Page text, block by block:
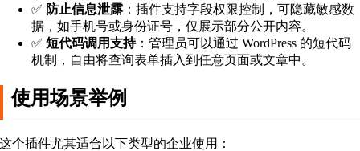
✅ 防止信息泄露 ：插件支持字段权限控制，可隐藏敏感数
据，如手机号或身份证号，仅展示部分公开内容。
✅短代码调用支持：管理员可以通过 WordPress 的短代码
机制，自由将查询表单插入到任意页面或文章中。
使用场景举例
这个插件尤其适合以下类型的企业使用：